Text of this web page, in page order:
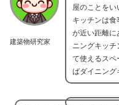
建築物研究家
屋のことを
キッチンは
が近い距離に
ニングキッチ
て使えるスペ
ばダイニング